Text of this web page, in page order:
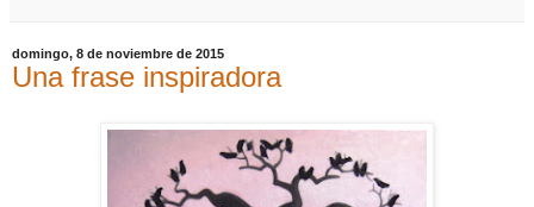
domingo, 8 de noviembre de 2015
Una frase inspiradora